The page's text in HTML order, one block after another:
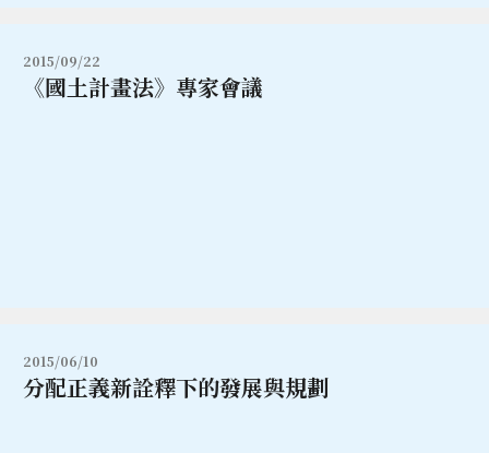
2015/09/22
《國土計畫法》專家會議
2015/06/10
分配正義新詮釋下的發展與規劃